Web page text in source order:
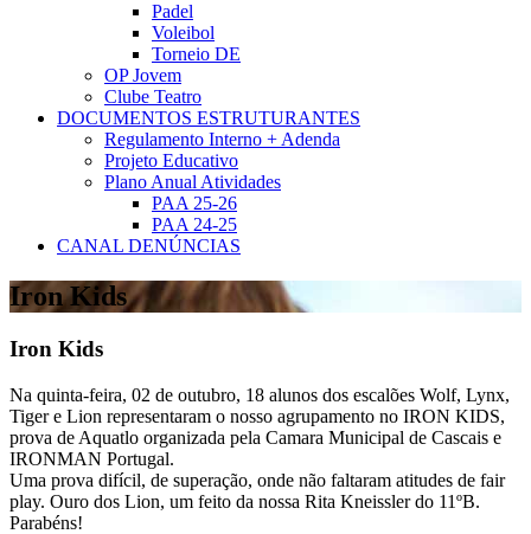
Padel
Voleibol
Torneio DE
OP Jovem
Clube Teatro
DOCUMENTOS ESTRUTURANTES
Regulamento Interno + Adenda
Projeto Educativo
Plano Anual Atividades
PAA 25-26
PAA 24-25
CANAL DENÚNCIAS
Iron Kids
Iron Kids
Na quinta-feira, 02 de outubro, 18 alunos dos escalões Wolf, Lynx,
Tiger e Lion representaram o nosso agrupamento no IRON KIDS,
prova de Aquatlo organizada pela Camara Municipal de Cascais e
IRONMAN Portugal.
Uma prova difícil, de superação, onde não faltaram atitudes de fair
play. Ouro dos Lion, um feito da nossa Rita Kneissler do 11ºB.
Parabéns!